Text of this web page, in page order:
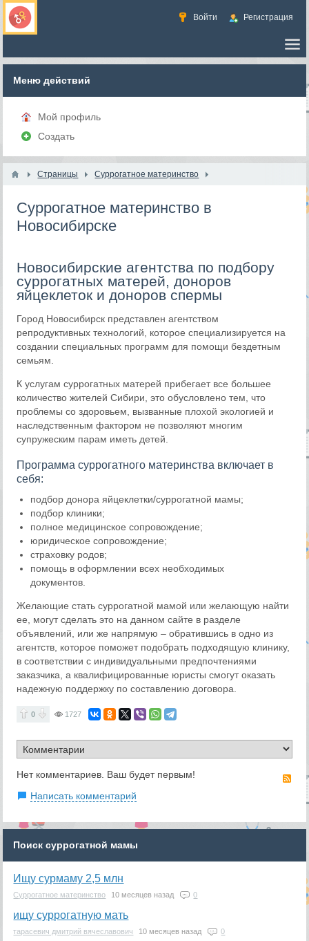
Войти Регистрация
Меню действий
Мой профиль
Создать
Страницы Суррогатное материнство
Суррогатное материнство в
Новосибирске
Новосибирские агентства по подбору
суррогатных матерей, доноров
яйцеклеток и доноров спермы
Город Новосибирск представлен агентством
репродуктивных технологий, которое специализируется на
создании специальных программ для помощи бездетным
семьям.
К услугам суррогатных матерей прибегает все большее
количество жителей Сибири, это обусловлено тем, что
проблемы со здоровьем, вызванные плохой экологией и
наследственным фактором не позволяют многим
супружеским парам иметь детей.
Программа суррогатного материнства включает в
себя:
подбор донора яйцеклетки/суррогатной мамы;
подбор клиники;
полное медицинское сопровождение;
юридическое сопровождение;
страховку родов;
помощь в оформлении всех необходимых
документов.
Желающие стать суррогатной мамой или желающую найти
ее, могут сделать это на данном сайте в разделе
объявлений, или же напрямую – обратившись в одно из
агентств, которое поможет подобрать подходящую клинику,
в соответствии с индивидуальными предпочтениями
заказчика, а квалифицированные юристы смогут оказать
надежную поддержку по составлению договора.
0 1727
Нет комментариев. Ваш будет первым!
Написать комментарий
Поиск суррогатной мамы
Ищу сурмаму 2,5 млн
Суррогатное материнство 10 месяцев назад 0
ищу суррогатную мать
тарасевич дмитрий вячеславович 10 месяцев назад 0